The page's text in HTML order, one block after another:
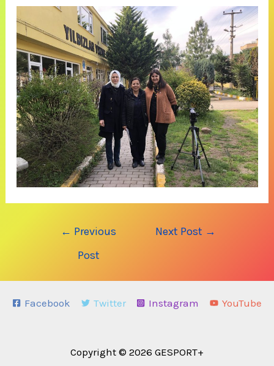
← Previous
Post
Next Post →
Facebook Twitter Instagram YouTube
Copyright © 2026 GESPORT+